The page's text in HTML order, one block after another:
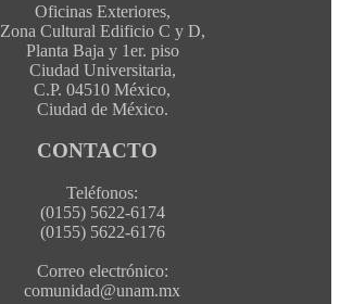
Oficinas Exteriores,
Zona Cultural Edificio C y D,
Planta Baja y 1er. piso
Ciudad Universitaria,
C.P. 04510 México,
Ciudad de México.
CONTACTO
Teléfonos:
(0155) 5622-6174
(0155) 5622-6176
Correo electrónico:
comunidad@unam.mx